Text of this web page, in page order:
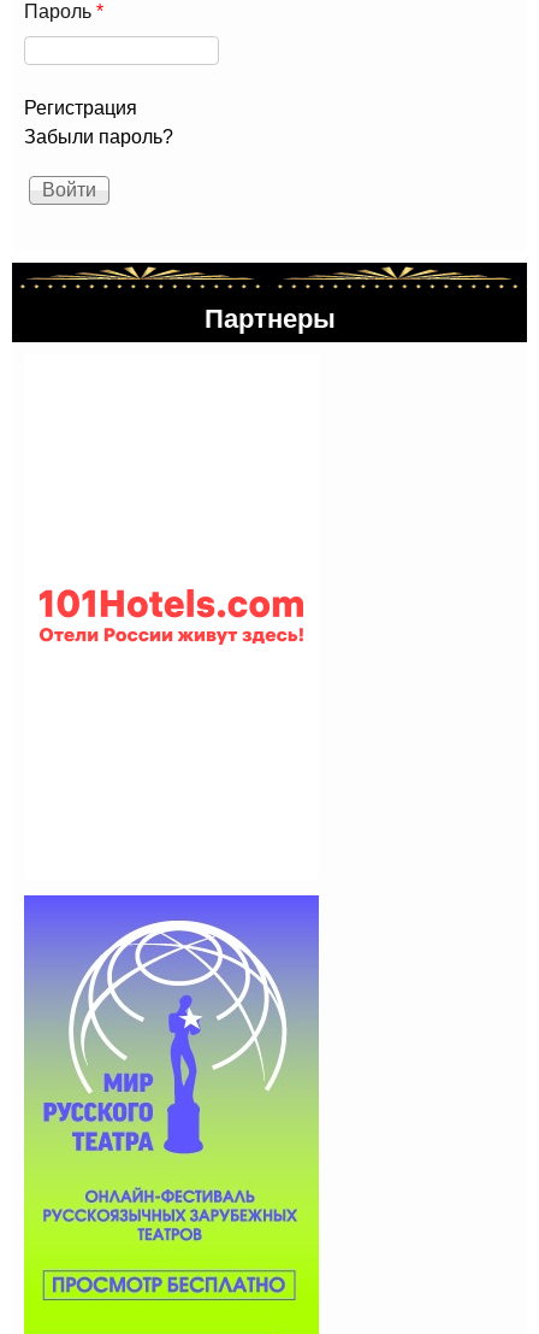
Пароль *
Регистрация
Забыли пароль?
Партнеры